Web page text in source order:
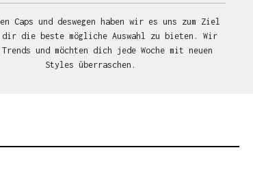
Caps und deswegen haben wir es uns zum Ziel
die beste mögliche Auswahl zu bieten. Wir
und möchten dich jede Woche mit neuen
Styles überraschen.